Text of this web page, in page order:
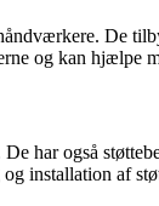
De
og kan hjælpe
har også
installation af